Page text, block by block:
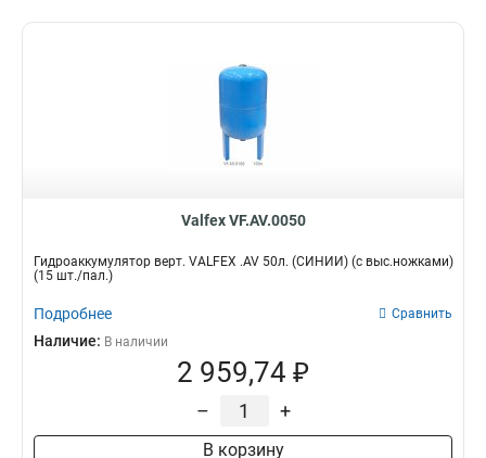
Valfex VF.AV.0050
Гидроаккумулятор верт. VALFEX .AV 50л. (СИНИЙ) (с выс.ножками)
(15 шт./пал.)
Подробнее Сравнить
Наличие: В наличии
2 959,74 ₽
– +
В корзину